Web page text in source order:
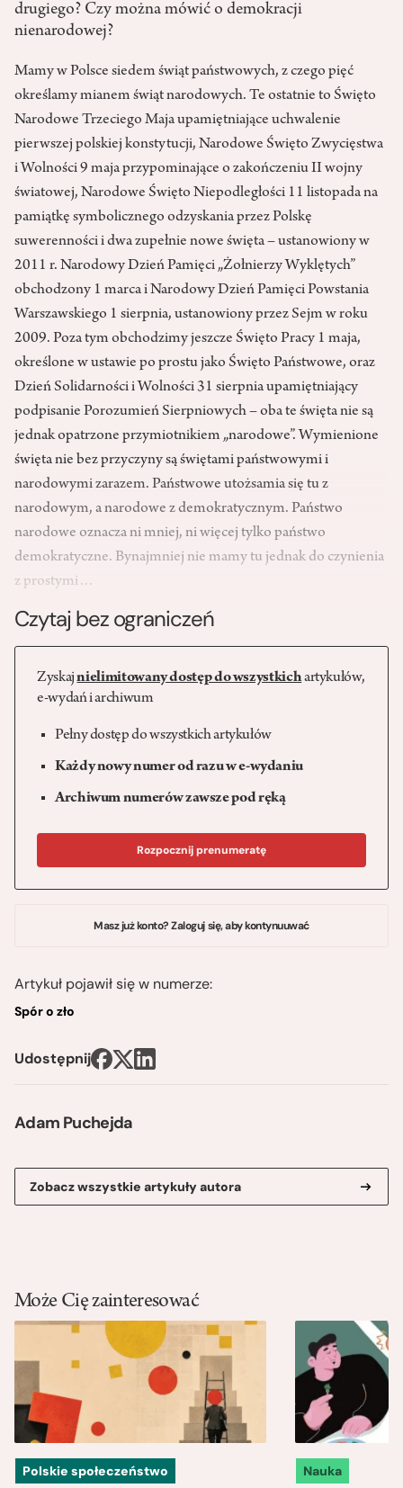
Adam Puchejda
Zobacz wszystkie artykuły autora
drugiego? Czy można mówić o demokracji
nienarodowej?
Mamy w Polsce siedem świąt państwowych, z czego pięć
określamy mianem świąt narodowych. Te ostatnie to Święto
Narodowe Trzeciego Maja upamiętniające uchwalenie
pierwszej polskiej konstytucji, Narodowe Święto Zwycięstwa
i Wolności 9 maja przypominające o zakończeniu II wojny
światowej, Narodowe Święto Niepodległości 11 listopada na
pamiątkę symbolicznego odzyskania przez Polskę
suwerenności i dwa zupełnie nowe święta – ustanowiony w
2011 r. Narodowy Dzień Pamięci „Żołnierzy Wyklętych”
obchodzony 1 marca i Narodowy Dzień Pamięci Powstania
Warszawskiego 1 sierpnia, ustanowiony przez Sejm w roku
2009. Poza tym obchodzimy jeszcze Święto Pracy 1 maja,
określone w ustawie po prostu jako Święto Państwowe, oraz
Dzień Solidarności i Wolności 31 sierpnia upamiętniający
podpisanie Porozumień Sierpniowych – oba te święta nie są
jednak opatrzone przymiotnikiem „narodowe”. Wymienione
święta nie bez przyczyny są świętami państwowymi i
narodowymi zarazem. Państwowe utożsamia się tu z
narodowym, a narodowe z demokratycznym. Państwo
narodowe oznacza ni mniej, ni więcej tylko państwo
demokratyczne. Bynajmniej nie mamy tu jednak do czynienia
z prostymi…
Czytaj bez ograniczeń
Zyskajnielimitowany dostęp do wszystkichartykułów,
e-wydań i archiwum
Pełny dostęp do wszystkich artykułów
Każdy nowy numer od razu w e-wydaniu
Archiwum numerów zawsze pod ręką
Rozpocznij prenumeratę
Masz już konto? Zaloguj się, aby kontynuuwać
Artykuł pojawił się w numerze:
Spór o zło
Udostępnij
Może Cię zainteresować
Polskie społeczeństwo Nauka